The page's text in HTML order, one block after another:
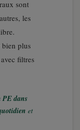
sont
les
bien plus
filtres
PE dans
et